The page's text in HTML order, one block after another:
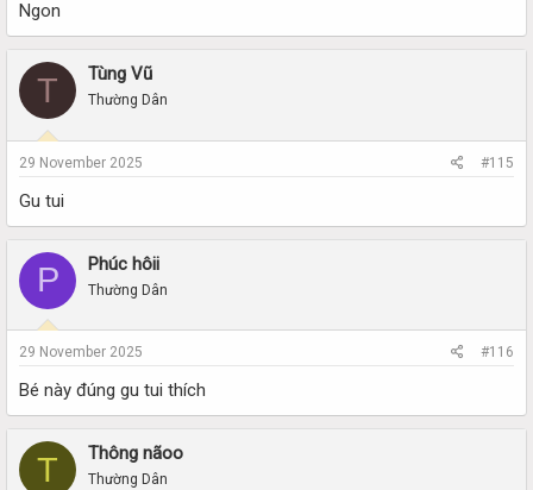
Ngon
T Tùng Vũ
Thường Dân
29 November 2025 #115
Gu tui
P Phúc hôii
Thường Dân
29 November 2025 #116
Bé này đúng gu tui thích
T Thông nãoo
Thường Dân